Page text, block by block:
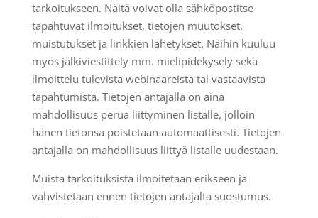
tarkoitukseen. Näitä voivat olla sähköpostitse
tapahtuvat ilmoitukset, tietojen muutokset,
muistutukset ja linkkien lähetykset. Näihin kuuluu
myös jälkiviestittely mm. mielipidekysely sekä
ilmoittelu tulevista webinaareista tai vastaavista
tapahtumista. Tietojen antajalla on aina
mahdollisuus perua liittyminen listalle, jolloin
hänen tietonsa poistetaan automaattisesti. Tietojen
antajalla on mahdollisuus liittyä listalle uudestaan.
Muista tarkoituksista ilmoitetaan erikseen ja
vahvistetaan ennen tietojen antajalta suostumus.